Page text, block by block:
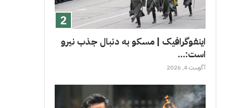
اینفوگرافیک | مسکو به دنبال جذب نیرو
است:...
آگوست 4, 2026